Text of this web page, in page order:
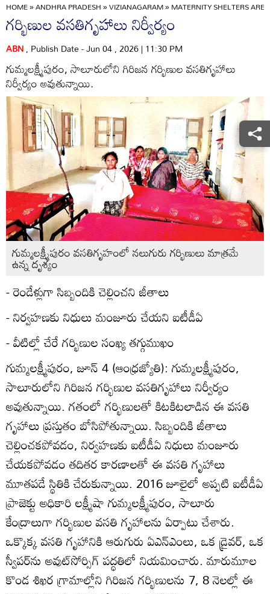
HOME»ANDHRA PRADESH»VIZIANAGARAM»MATERNITY SHELTERS ARE
గర్భిణుల వసతిగృహాలు నిర్వీర్యం
ABN, Publish Date - Jun 04 , 2026 | 11:30 PM
గుమ్మలక్ష్మీపురం, సాలూరులోని గిరిజన గర్భిణుల వసతిగృహాలు
నిర్వీర్యం అవుతున్నాయి.
గుమ్మలక్ష్మీపురం వసతిగృహంలో నలుగురు గర్భిణులు మాత్రమే
ఉన్న దృశ్యం
- రెండేళ్లుగా సిబ్బందికి చెల్లించని జీతాలు
- నిర్వహణకు నిధులు మంజూరు చేయని ఐటీడీఏ
- వీటిల్లో చేరే గర్భిణుల సంఖ్య తగ్గుముఖం
గుమ్మలక్ష్మీపురం, జూన్‌ 4 (ఆంధ్రజ్యోతి): గుమ్మలక్ష్మీపురం,
సాలూరులోని గిరిజన గర్భిణుల వసతిగృహాలు నిర్వీర్యం
అవుతున్నాయి. గతంలో గర్భిణులతో కిటకిటలాడిన ఈ వసతి
గృహాలు ప్రస్తుతం బోసిపోతున్నాయి. సిబ్బందికి జీతాలు
చెల్లించకపోవడం, నిర్వహణకు ఐటీడీఏ నిధులు మంజూరు
చేయకపోవడం తదితర కారణాలతో ఈ వసతి గృహాలు
మూతపడే స్థితికి చేరుకున్నాయి. 2016 జూలైలో అప్పటి ఐటీడీఏ
ప్రాజెక్టు అధికారి లక్ష్మీషా గుమ్మలక్ష్మీపురం, సాలూరు
కేంద్రాలుగా గర్భిణుల వసతి గృహాలను ఏర్పాటు చేశారు.
ఒక్కొక్క వసతి గృహానికి ఆరుగురు ఏఎన్‌ఎంలు, ఒక డ్రైవర్‌, ఒక
స్వీపర్‌ను అవుట్‌సోర్సిగ్‌ పద్ధతిలో నియమించారు. మారుమూల
కొండ శిఖర గ్రామాల్లోని గిరిజన గర్భిణులను 7, 8 నెలల్లో ఈ